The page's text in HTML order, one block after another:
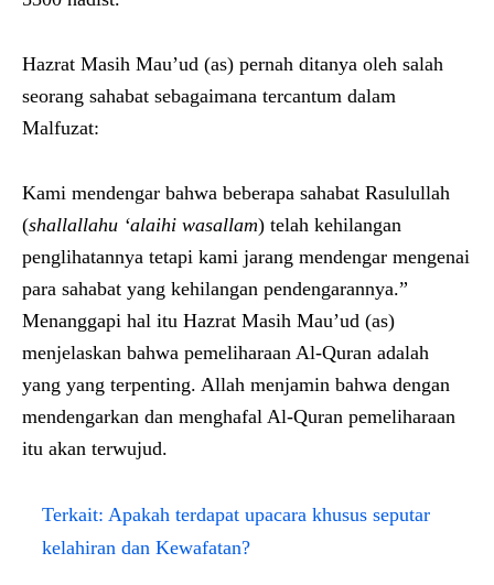
Hazrat Masih Mau’ud (as) pernah ditanya oleh salah
seorang sahabat sebagaimana tercantum dalam
Malfuzat:
Kami mendengar bahwa beberapa sahabat Rasulullah
(shallallahu ‘alaihi wasallam) telah kehilangan
penglihatannya tetapi kami jarang mendengar mengenai
para sahabat yang kehilangan pendengarannya.”
Menanggapi hal itu Hazrat Masih Mau’ud (as)
menjelaskan bahwa pemeliharaan Al-Quran adalah
yang yang terpenting. Allah menjamin bahwa dengan
mendengarkan dan menghafal Al-Quran pemeliharaan
itu akan terwujud.
Terkait: Apakah terdapat upacara khusus seputar
kelahiran dan Kewafatan?